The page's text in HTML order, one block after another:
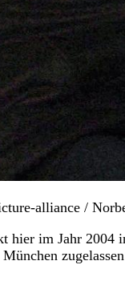
alliance /
hier im Jahr 2004